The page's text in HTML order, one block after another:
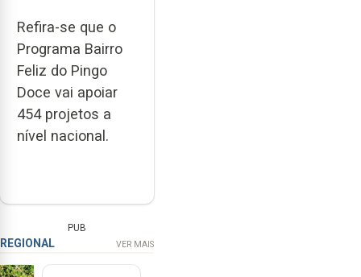
Refira-se que o
Programa Bairro
Feliz do Pingo
Doce vai apoiar
454 projetos a
nível nacional.
PUB
REGIONAL VER MAIS